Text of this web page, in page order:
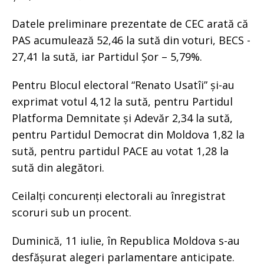
Datele preliminare prezentate de CEC arată că
PAS acumulează 52,46 la sută din voturi, BECS -
27,41 la sută, iar Partidul Șor – 5,79%.
Pentru Blocul electoral “Renato Usatîi” și-au
exprimat votul 4,12 la sută, pentru Partidul
Platforma Demnitate și Adevăr 2,34 la sută,
pentru Partidul Democrat din Moldova 1,82 la
sută, pentru partidul PACE au votat 1,28 la
sută din alegători.
Ceilalți concurenți electorali au înregistrat
scoruri sub un procent.
Duminică, 11 iulie, în Republica Moldova s-au
desfășurat alegeri parlamentare anticipate.